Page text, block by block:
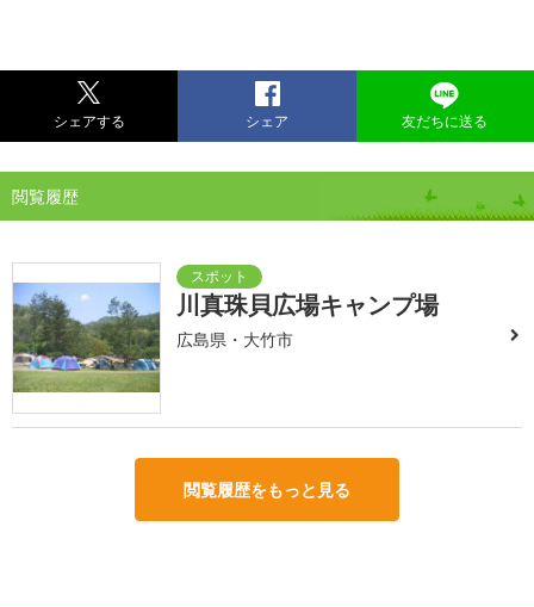
シェアする シェア 友だちに送る
閲覧履歴
川真珠貝広場キャンプ場
広島県・大竹市
閲覧履歴をもっと見る